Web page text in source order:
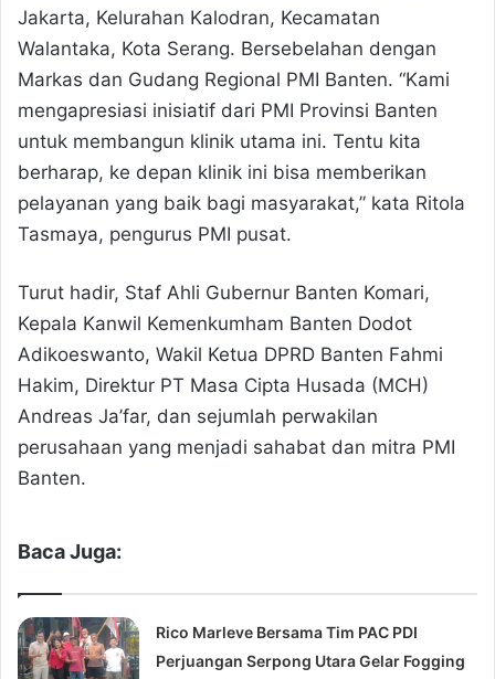
Jakarta, Kelurahan Kalodran, Kecamatan
Walantaka, Kota Serang. Bersebelahan dengan
Markas dan Gudang Regional PMI Banten. “Kami
mengapresiasi inisiatif dari PMI Provinsi Banten
untuk membangun klinik utama ini. Tentu kita
berharap, ke depan klinik ini bisa memberikan
pelayanan yang baik bagi masyarakat,” kata Ritola
Tasmaya, pengurus PMI pusat.
Turut hadir, Staf Ahli Gubernur Banten Komari,
Kepala Kanwil Kemenkumham Banten Dodot
Adikoeswanto, Wakil Ketua DPRD Banten Fahmi
Hakim, Direktur PT Masa Cipta Husada (MCH)
Andreas Ja’far, dan sejumlah perwakilan
perusahaan yang menjadi sahabat dan mitra PMI
Banten.
Baca Juga:
Rico Marleve Bersama Tim PAC PDI
Perjuangan Serpong Utara Gelar Fogging